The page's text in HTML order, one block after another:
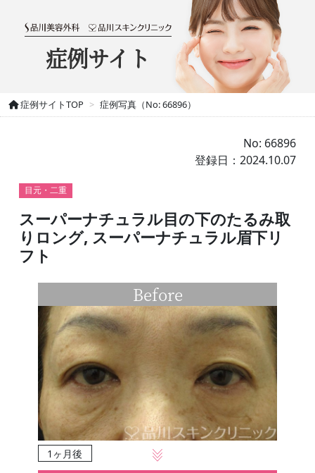
症例サイト
症例サイトTOP 症例写真（No: 66896）
No: 66896
登録日：2024.10.07
目元・二重
スーパーナチュラル目の下のたるみ取
りロング, スーパーナチュラル眉下リ
フト
Before
1ヶ月後